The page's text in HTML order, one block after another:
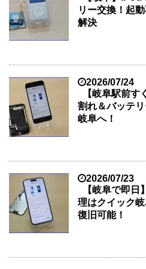
リー交換！起
解決
2026/07/24
【岐阜駅前
割れ＆バッテ
岐阜へ！
2026/07/23
【岐阜で即
理はクイック
復旧可能！